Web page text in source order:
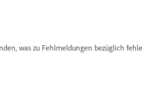
was zu Fehlmeldungen bezüglich